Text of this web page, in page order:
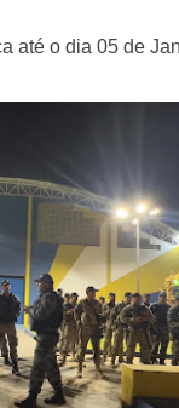
até o dia 05 de